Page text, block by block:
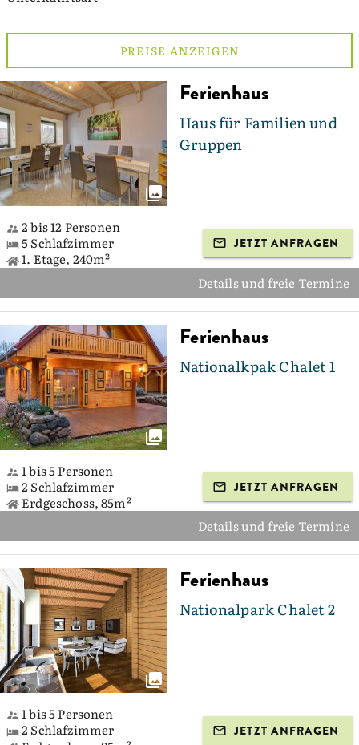
PREISE ANZEIGEN
Ferienhaus
Haus für Familien und
Gruppen
2 bis 12 Personen
5 Schlafzimmer
1. Etage, 240m²
JETZT ANFRAGEN
Details und freie Termine
Ferienhaus
Nationalkpak Chalet 1
1 bis 5 Personen
2 Schlafzimmer
Erdgeschoss, 85m²
JETZT ANFRAGEN
Details und freie Termine
Ferienhaus
Nationalpark Chalet 2
1 bis 5 Personen
2 Schlafzimmer
JETZT ANFRAGEN